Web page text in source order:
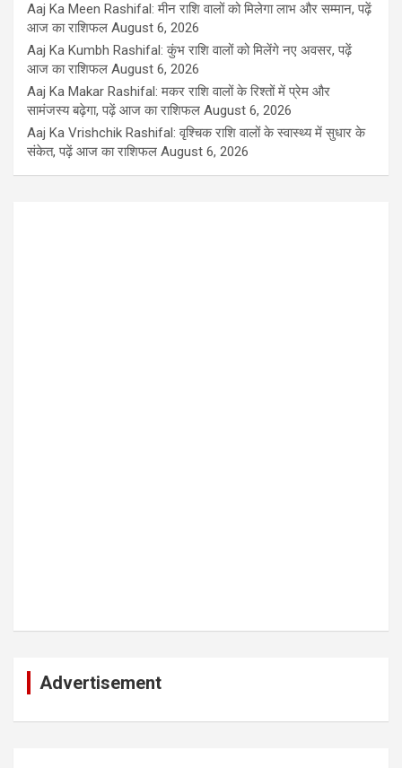
Aaj Ka Meen Rashifal: मीन राशि वालों को मिलेगा लाभ और सम्मान, पढ़ें
आज का राशिफल August 6, 2026
Aaj Ka Kumbh Rashifal: कुंभ राशि वालों को मिलेंगे नए अवसर, पढ़ें
आज का राशिफल August 6, 2026
Aaj Ka Makar Rashifal: मकर राशि वालों के रिश्तों में प्रेम और
सामंजस्य बढ़ेगा, पढ़ें आज का राशिफल August 6, 2026
Aaj Ka Vrishchik Rashifal: वृश्चिक राशि वालों के स्वास्थ्य में सुधार के
संकेत, पढ़ें आज का राशिफल August 6, 2026
Advertisement